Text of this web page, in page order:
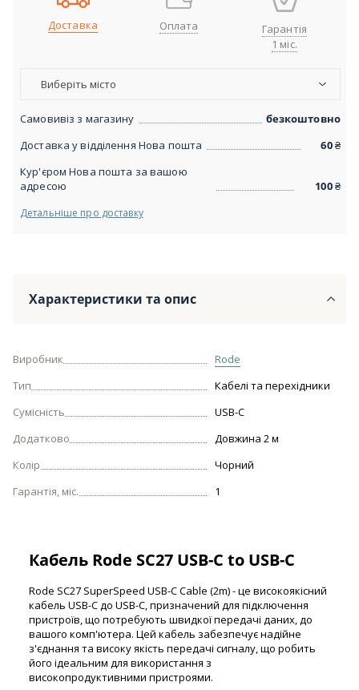
Доставка Оплата
Гарантія
1 міс.
Виберіть місто
Самовивіз з магазину
безкоштовно
Доставка у відділення Нова пошта
60₴
Кур'єром Нова пошта за вашою
адресою
100₴
Детальніше про доставку
Характеристики та опис
Виробник
Rode
Тип
Кабелі та перехідники
Сумісність
USB-C
Додатково
Довжина 2 м
Колір
Чорний
Гарантія, міс.
1
Кабель Rode SC27 USB-C to USB-C
Rode SC27 SuperSpeed USB-C Cable (2m) - це високоякісний
кабель USB-C до USB-C, призначений для підключення
пристроїв, що потребують швидкої передачі даних, до
вашого комп'ютера. Цей кабель забезпечує надійне
з'єднання та високу якість передачі сигналу, що робить
його ідеальним для використання з
високопродуктивними пристроями.